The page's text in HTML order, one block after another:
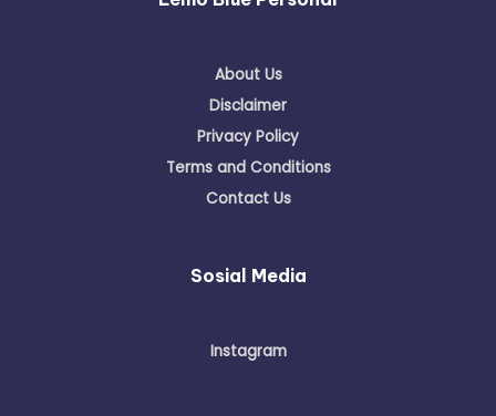
About Us
Disclaimer
Privacy Policy
Terms and Conditions
Contact Us
Sosial Media
Instagram